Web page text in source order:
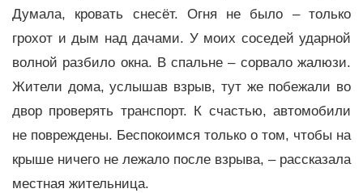
Думала, кровать снесёт. Огня не было – только
грохот и дым над дачами. У моих соседей ударной
волной разбило окна. В спальне – сорвало жалюзи.
Жители дома, услышав взрыв, тут же побежали во
двор проверять транспорт. К счастью, автомобили
не повреждены. Беспокоимся только о том, чтобы на
крыше ничего не лежало после взрыва, – рассказала
местная жительница.